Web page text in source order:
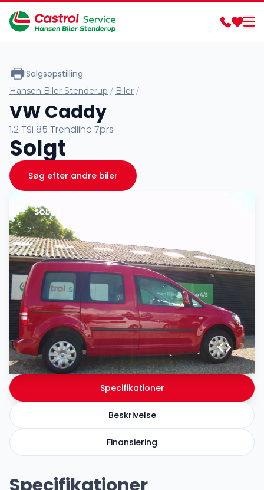
SOLGT
Specifikationer
Beskrivelse
Finansiering
Salgsopstilling
Hansen Biler Stenderup / Biler /
VW Caddy
1,2 TSi 85 Trendline 7prs
Solgt
Søg efter andre biler